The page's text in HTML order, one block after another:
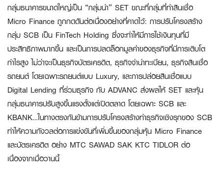
กลุ่มธนาคารขนาดใหญ่เป็น “กลุ่มนำ” SET ขณะที่กลุ่มที่ทำสินเชื่อ
Micro Finance ถูกกดดันต่อเนื่องอย่างที่คาดไว้: การปรับโครงสร้าง
กลุ่ม SCB เป็น FinTech Holding ซึ่งจะทำให้มีการใช้เงินทุนที่มี
ประสิทธิภาพมากขึ้น และเป็นการปลดล็อกมูลค่าของธุรกิจที่มีการเติบโต
กำไรสูง ไม่ว่าจะเป็นธุรกิจบัตรเครดิต, ธุรกิจจำนำทะเบียน, ธุรกิจสินเชื่อ
รถยนต์ โดยเฉพาะรถยนต์แบบ Luxury, และการปล่อยสินเชื่อแบบ
Digital Lending ที่ร่วมธุรกิจ กับ ADVANC ส่งผลให้ SET และหุ้น
กลุ่มธนาคารปรับสูงขึ้นแรงตั้งแต่เปิดตลาด โดยเฉพาะ SCB และ
KBANK…ในทางตรงกันข้ามการปรับโครงสร้างทำธุรกิจเชิงรุกของ SCB
ทำให้ความกังวลต่อการแข่งขันที่เพิ่มขึ้นของกลุ่มหุ้น Micro Finance
และบัตรเครดิต อย่าง MTC SAWAD SAK KTC TIDLOR ต่อ
เนื่องจากเมื่อวานนี้